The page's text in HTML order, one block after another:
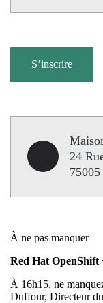
S’inscrire
24
À ne pas manquer
Red Hat OpenShift
À 16h15, ne
Duffour, Directeur